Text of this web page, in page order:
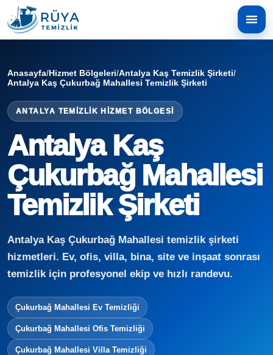
Anasayfa/Hizmet Bölgeleri/Antalya Kaş Temizlik Şirketi/
Antalya Kaş Çukurbağ Mahallesi Temizlik Şirketi
ANTALYA TEMIZLIK HIZMET BÖLGESI
Antalya Kaş
Çukurbağ Mahallesi
Temizlik Şirketi
Antalya Kaş Çukurbağ Mahallesi temizlik şirketi
hizmetleri. Ev, ofis, villa, bina, site ve inşaat sonrası
temizlik için profesyonel ekip ve hızlı randevu.
Çukurbağ Mahallesi Ev Temizliği
Çukurbağ Mahallesi Ofis Temizliği
Çukurbağ Mahallesi Villa Temizliği